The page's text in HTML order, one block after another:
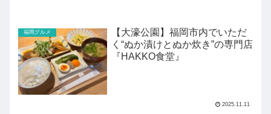
福岡グルメ
【大濠公園】福岡市内でいただ
く“ぬか漬けとぬか炊き”の専門店
『HAKKO食堂』
2025.11.11